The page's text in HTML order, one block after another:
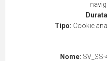
Tipo: Cookie
Nome: